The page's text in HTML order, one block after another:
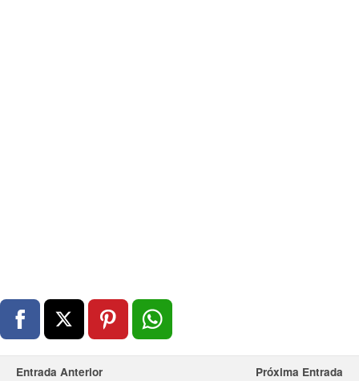
Entrada Anterior Próxima Entrada